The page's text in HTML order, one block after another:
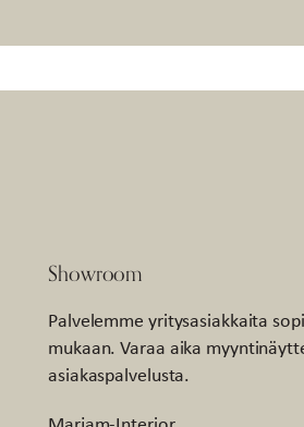
Showroom
Palvelemme yritysasiakkaita
mukaan. Varaa aika
asiakaspalvelusta.